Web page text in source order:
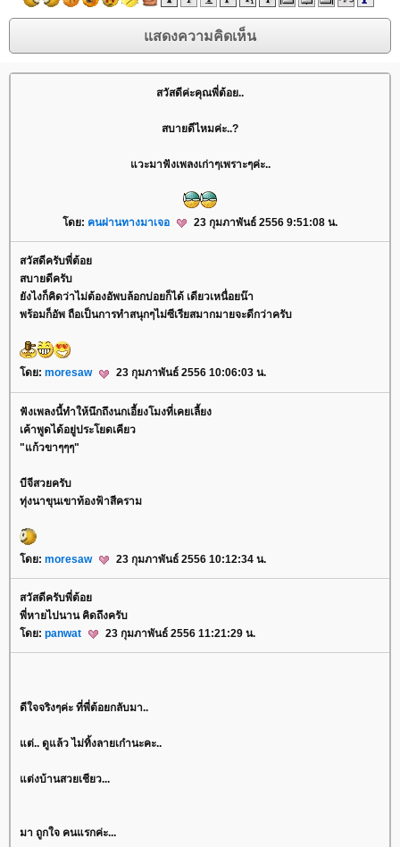
สวัสดีค่ะคุณพี่ต้อย..
สบายดีไหมค่ะ..?
วะมาฟังเพลงเก่าๆเพราะๆค่ะ..
ดย: คนผ่านทางมาเจอ 23 กุมภาพันธ์ 2556 9:51:08 น.
สวัสดีครับพี่ต้อ
สบายดีครับ
ังไงก็คิดว่าไม่ต้องอัพบล้อกบ่อยก็ได้ เดียวเหนื่อยน๊า
พร้อมก็อัพ ถือเป็นการทำสนุกๆไม่ซีเรียสมากมายจะดีกว่าครับ
ดย: moresaw 23 กุมภาพันธ์ 2556 10:06:03 น.
ฟังเพลงนี้ทำให้นึกถึงนกเอี้ยงโมงที่เคยเลี้ยง
เค้าพูดได้อยู่ประโยดเคียว
"แก้วขาๆๆๆ"
บีจีสวยครับ
ทุ่งนาขุนเขาท้องฟ้าสีคราม
ดย: moresaw 23 กุมภาพันธ์ 2556 10:12:34 น.
สวัสดีครับพี่ต้อ
พี่หายไปนาน คิดถึงครับ
ดย: panwat 23 กุมภาพันธ์ 2556 11:21:29 น.
ดีใจจริงๆค่ะ ที่พี่ต้อยกลับมา..
ต่.. ดูแล้ว ไม่ทิ้งลายเก๋านะคะ..
ต่งบ้านสวยเชียว...
มา ถูกใจ คนแรกค่ะ...